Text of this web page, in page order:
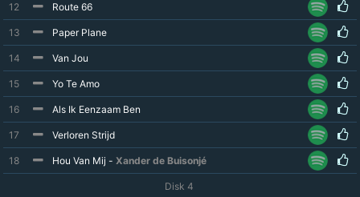
12 Route 66
13 Paper Plane
14 Van Jou
15 Yo Te Amo
16 Als Ik Eenzaam Ben
17 Verloren Strijd
18 Hou Van Mij - Xander de Buisonjé
Disk 4